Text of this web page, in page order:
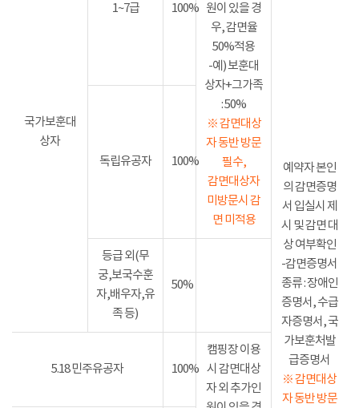
국가보훈대
상자
1~7급 100% 원이 있을 경
우, 감면율
50%적용
-예) 보훈대
상자+그가족
: 50%
※ 감면대상
자 동반 방문
필수,
감면대상자
미방문시 감
면 미적용
예약자 본인
의 감면증명
서 입실시 제
시 및 감면 대
상 여부확인
-감면증명서
종류 : 장애인
증명서, 수급
자증명서, 국
가보훈처발
급증명서
※ 감면대상
자 동반 방문
독립유공자 100%
등급 외(무
궁,보국수훈
자,배우자,유
족 등)
50%
5.18 민주유공자 100%
캠핑장 이용
시 감면대상
자 외 추가인